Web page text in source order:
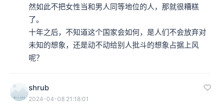
然如此不把女性当和男人同等地位的人，那就很糟糕
了。
十年之后，不知道这个国家会如何，是人们不会放弃对
未知的想象，还是动不动给别人批斗的想象占据上风
呢？
shrub
2024-04-08 21:18:01